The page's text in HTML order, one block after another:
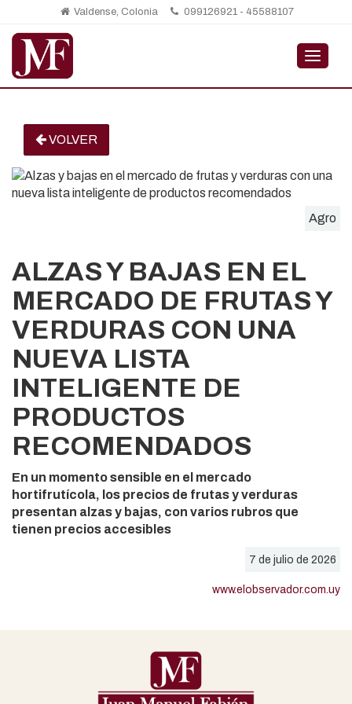
Valdense, Colonia 099126921 - 45588107
MENÚ
VOLVER
Agro
ALZAS Y BAJAS EN EL
MERCADO DE FRUTAS Y
VERDURAS CON UNA
NUEVA LISTA
INTELIGENTE DE
PRODUCTOS
RECOMENDADOS
En un momento sensible en el mercado
hortifrutícola, los precios de frutas y verduras
presentan alzas y bajas, con varios rubros que
tienen precios accesibles
7 de julio de 2026
www.elobservador.com.uy